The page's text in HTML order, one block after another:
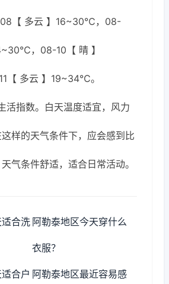
【 多云 】16~30℃，08-
，08-10【 晴 】
【 多云 】19~34℃。
活指数。白天温度适宜，风力
样的天气条件下，应会感到比
气条件舒适，适合日常活动。
合洗 阿勒泰地区今天穿什么
衣服？
合户 阿勒泰地区最近容易感